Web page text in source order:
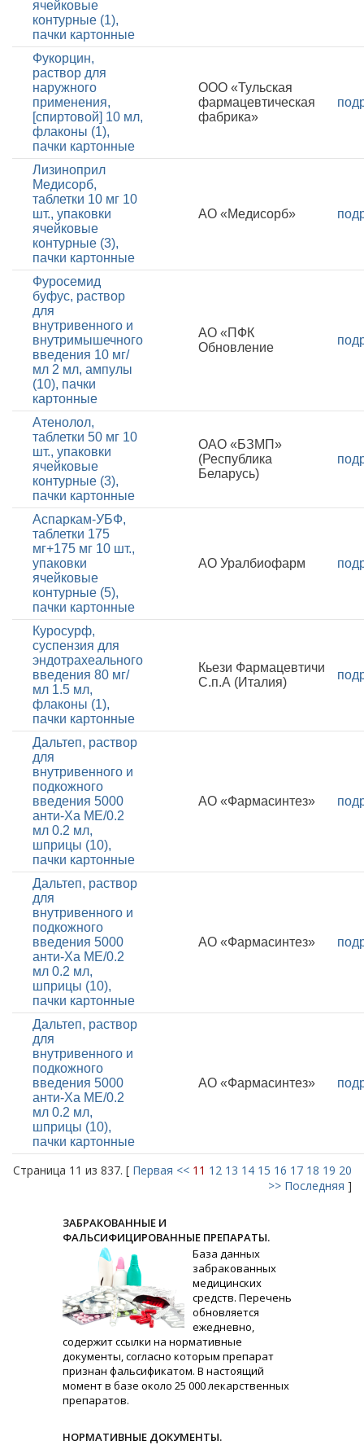
ячейковые
контурные (1),
пачки картонные
Фукорцин,
раствор для
наружного
применения,
[спиртовой] 10 мл,
флаконы (1),
пачки картонные
ООО «Тульская
фармацевтическая
фабрика»
Лизиноприл
Медисорб,
таблетки 10 мг 10
шт., упаковки
ячейковые
контурные (3),
пачки картонные
АО «Медисорб»
Фуросемид
буфус, раствор
для
внутривенного и
внутримышечного
введения 10 мг/
мл 2 мл, ампулы
(10), пачки
картонные
АО «ПФК
Обновление
Атенолол,
таблетки 50 мг 10
шт., упаковки
ячейковые
контурные (3),
пачки картонные
ОАО «БЗМП»
(Республика
Беларусь)
Аспаркам-УБФ,
таблетки 175
мг+175 мг 10 шт.,
упаковки
ячейковые
контурные (5),
пачки картонные
АО Уралбиофарм
Куросурф,
суспензия для
эндотрахеального
введения 80 мг/
мл 1.5 мл,
флаконы (1),
пачки картонные
Кьези Фармацевтичи
С.п.А (Италия)
Дальтеп, раствор
для
внутривенного и
подкожного
введения 5000
анти-Ха МЕ/0.2
мл 0.2 мл,
шприцы (10),
пачки картонные
АО «Фармасинтез»
Дальтеп, раствор
для
внутривенного и
подкожного
введения 5000
анти-Ха МЕ/0.2
мл 0.2 мл,
шприцы (10),
пачки картонные
АО «Фармасинтез»
Дальтеп, раствор
для
внутривенного и
подкожного
введения 5000
анти-Ха МЕ/0.2
мл 0.2 мл,
шприцы (10),
пачки картонные
АО «Фармасинтез»
Страница 11 из 837. [ Первая << 11 12 13 14 15 16 17 18 19 20
>> Последняя ]
ЗАБРАКОВАННЫЕ И
ФАЛЬСИФИЦИРОВАННЫЕ ПРЕПАРАТЫ.
База данных
забракованных
медицинских
средств. Перечень
обновляется
ежедневно,
содержит ссылки на нормативные
документы, согласно которым препарат
признан фальсификатом. В настоящий
момент в базе около 25 000 лекарственных
препаратов.
НОРМАТИВНЫЕ ДОКУМЕНТЫ.